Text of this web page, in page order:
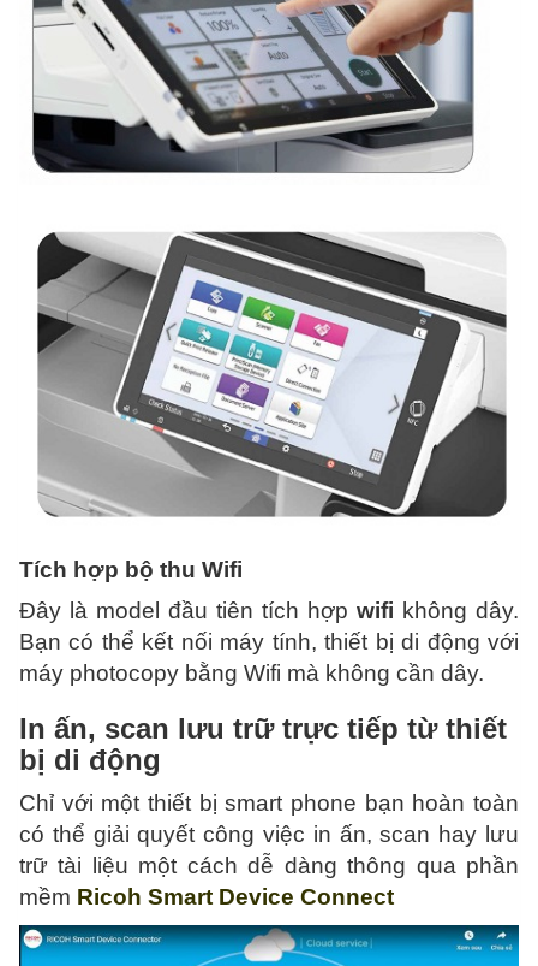
Tích hợp bộ thu Wifi
Đây là model đầu tiên tích hợp wifi không dây.
Bạn có thể kết nối máy tính, thiết bị di động với
máy photocopy bằng Wifi mà không cần dây.
In ấn, scan lưu trữ trực tiếp từ thiết
bị di động
Chỉ với một thiết bị smart phone bạn hoàn toàn
có thể giải quyết công việc in ấn, scan hay lưu
trữ tài liệu một cách dễ dàng thông qua phần
mềm Ricoh Smart Device Connect